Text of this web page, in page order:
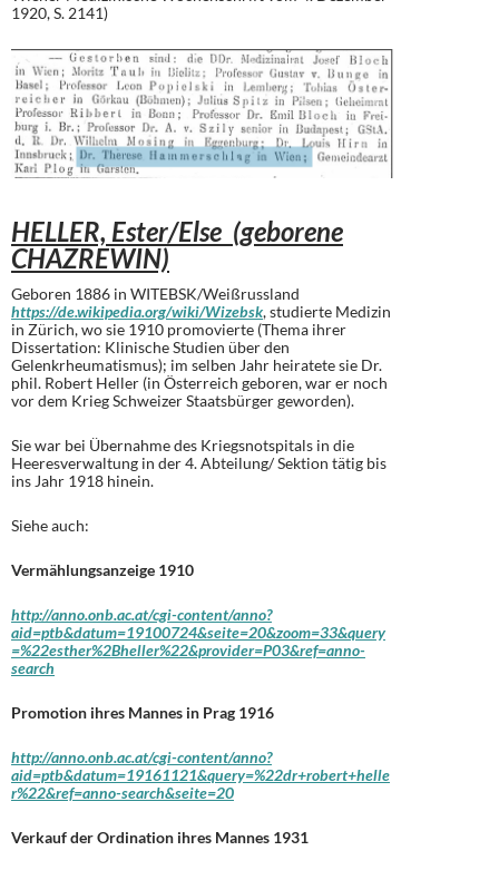
1920, S. 2141)
HELLER, Ester/Else (geborene
CHAZREWIN)
Geboren 1886 in WITEBSK/Weißrussland
https://de.wikipedia.org/wiki/Wizebsk, studierte Medizin
in Zürich, wo sie 1910 promovierte (Thema ihrer
Dissertation: Klinische Studien über den
Gelenkrheumatismus); im selben Jahr heiratete sie Dr.
phil. Robert Heller (in Österreich geboren, war er noch
vor dem Krieg Schweizer Staatsbürger geworden).
Sie war bei Übernahme des Kriegsnotspitals in die
Heeresverwaltung in der 4. Abteilung/ Sektion tätig bis
ins Jahr 1918 hinein.
Siehe auch:
Vermählungsanzeige 1910
http://anno.onb.ac.at/cgi-content/anno?
aid=ptb&datum=19100724&seite=20&zoom=33&query
=%22esther%2Bheller%22&provider=P03&ref=anno-
search
Promotion ihres Mannes in Prag 1916
http://anno.onb.ac.at/cgi-content/anno?
aid=ptb&datum=19161121&query=%22dr+robert+helle
r%22&ref=anno-search&seite=20
Verkauf der Ordination ihres Mannes 1931